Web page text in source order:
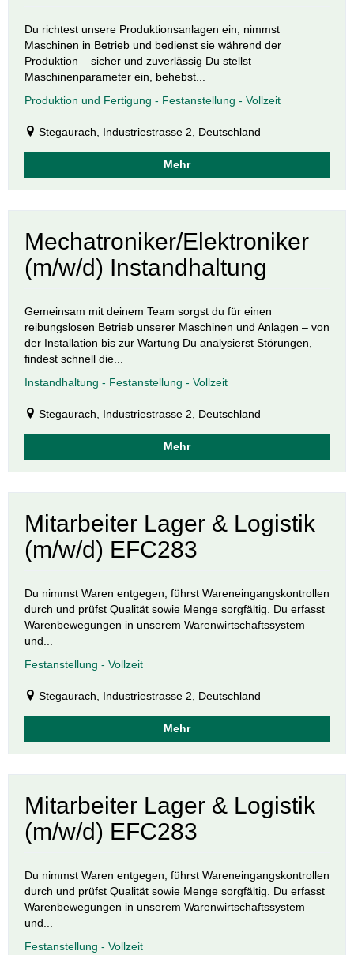
Du richtest unsere Produktionsanlagen ein, nimmst
Maschinen in Betrieb und bedienst sie während der
Produktion – sicher und zuverlässig Du stellst
Maschinenparameter ein, behebst...
Produktion und Fertigung - Festanstellung - Vollzeit
Stegaurach, Industriestrasse 2, Deutschland
Mehr
Mechatroniker/Elektroniker
(m/w/d) Instandhaltung
Gemeinsam mit deinem Team sorgst du für einen
reibungslosen Betrieb unserer Maschinen und Anlagen – von
der Installation bis zur Wartung Du analysierst Störungen,
findest schnell die...
Instandhaltung - Festanstellung - Vollzeit
Stegaurach, Industriestrasse 2, Deutschland
Mehr
Mitarbeiter Lager & Logistik
(m/w/d) EFC283
Du nimmst Waren entgegen, führst Wareneingangskontrollen
durch und prüfst Qualität sowie Menge sorgfältig. Du erfasst
Warenbewegungen in unserem Warenwirtschaftssystem
und...
Festanstellung - Vollzeit
Stegaurach, Industriestrasse 2, Deutschland
Mehr
Mitarbeiter Lager & Logistik
(m/w/d) EFC283
Du nimmst Waren entgegen, führst Wareneingangskontrollen
durch und prüfst Qualität sowie Menge sorgfältig. Du erfasst
Warenbewegungen in unserem Warenwirtschaftssystem
und...
Festanstellung - Vollzeit